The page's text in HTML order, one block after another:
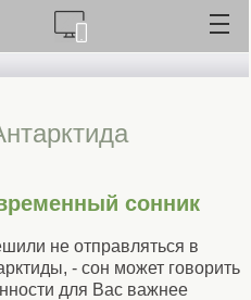
сонник
не отправляться в
- сон может говорить
для Вас важнее